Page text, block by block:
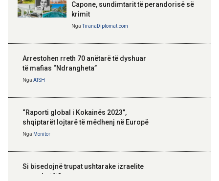
Capone, sundimtarit të perandorisë së
krimit
Nga TiranaDiplomat.com
Arrestohen rreth 70 anëtarë të dyshuar
të mafias “Ndrangheta”
Nga ATSH
“Raporti global i Kokainës 2023”,
shqiptarët lojtarë të mëdhenj në Europë
Nga Monitor
Si bisedojnë trupat ushtarake izraelite
me robotët?